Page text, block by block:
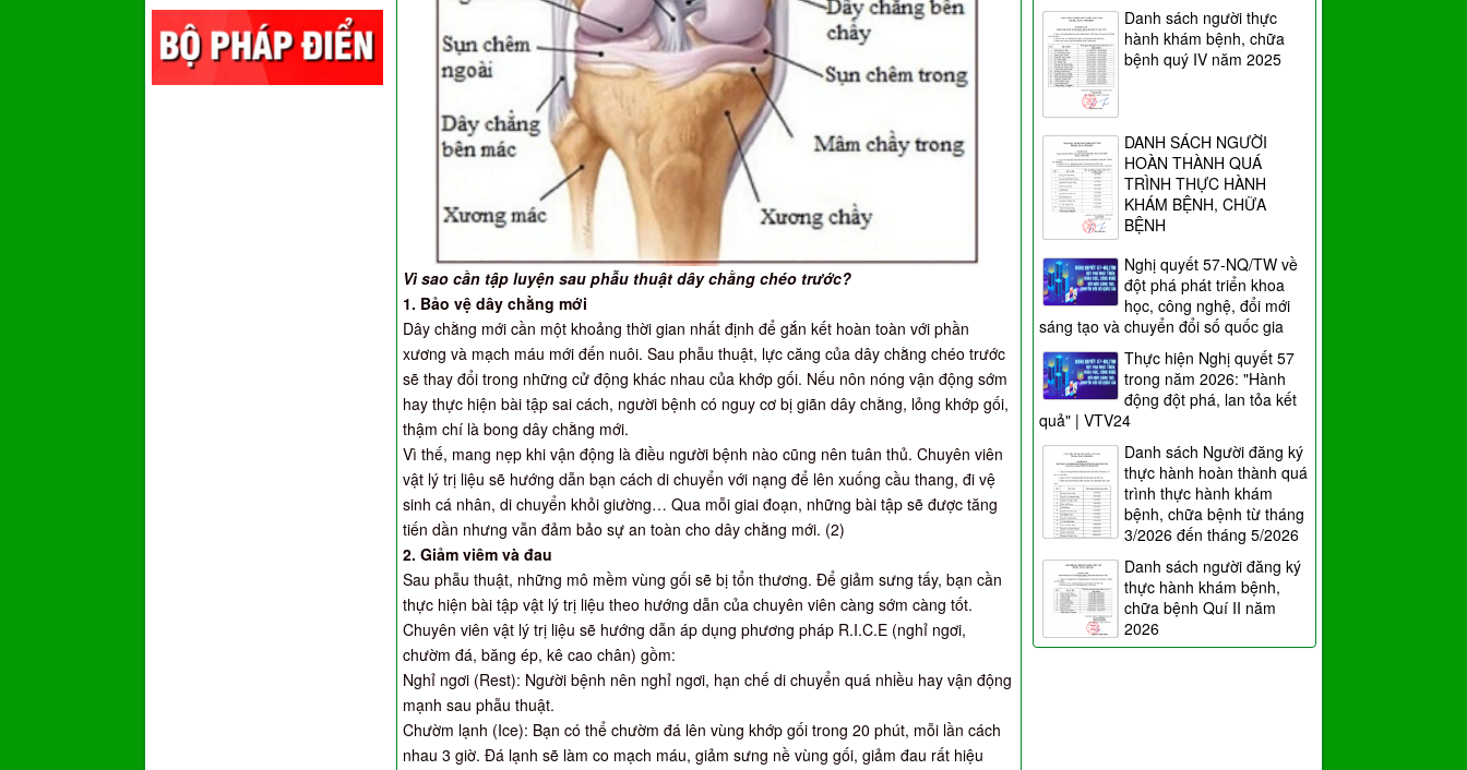
Vì sao cần tập luyện sau phẫu thuật dây chằng chéo trước?
1. Bảo vệ dây chằng mới
Dây chằng mới cần một khoảng thời gian nhất định để gắn kết hoàn toàn với phần
xương và mạch máu mới đến nuôi. Sau phẫu thuật, lực căng của dây chằng chéo trước
sẽ thay đổi trong những cử động khác nhau của khớp gối. Nếu nôn nóng vận động sớm
hay thực hiện bài tập sai cách, người bệnh có nguy cơ bị giãn dây chằng, lỏng khớp gối,
thậm chí là bong dây chằng mới.
Vì thế, mang nẹp khi vận động là điều người bệnh nào cũng nên tuân thủ. Chuyên viên
vật lý trị liệu sẽ hướng dẫn bạn cách di chuyển với nạng để lên xuống cầu thang, đi vệ
sinh cá nhân, di chuyển khỏi giường… Qua mỗi giai đoạn, những bài tập sẽ được tăng
tiến dần nhưng vẫn đảm bảo sự an toàn cho dây chằng mới. (2)
2. Giảm viêm và đau
Sau phẫu thuật, những mô mềm vùng gối sẽ bị tổn thương. Để giảm sưng tấy, bạn cần
thực hiện bài tập vật lý trị liệu theo hướng dẫn của chuyên viên càng sớm càng tốt.
Chuyên viên vật lý trị liệu sẽ hướng dẫn áp dụng phương pháp R.I.C.E (nghỉ ngơi,
chườm đá, băng ép, kê cao chân) gồm:
Nghỉ ngơi (Rest): Người bệnh nên nghỉ ngơi, hạn chế di chuyển quá nhiều hay vận động
mạnh sau phẫu thuật.
Chườm lạnh (Ice): Bạn có thể chườm đá lên vùng khớp gối trong 20 phút, mỗi lần cách
nhau 3 giờ. Đá lạnh sẽ làm co mạch máu, giảm sưng nề vùng gối, giảm đau rất hiệu
Danh sách người thực
hành khám bệnh, chữa
bệnh quý IV năm 2025
DANH SÁCH NGƯỜI
HOÀN THÀNH QUÁ
TRÌNH THỰC HÀNH
KHÁM BỆNH, CHỮA
BỆNH
Nghị quyết 57-NQ/TW về
đột phá phát triển khoa
học, công nghệ, đổi mới
sáng tạo và chuyển đổi số quốc gia
Thực hiện Nghị quyết 57
trong năm 2026: "Hành
động đột phá, lan tỏa kết
quả" | VTV24
Danh sách Người đăng ký
thực hành hoàn thành quá
trình thực hành khám
bệnh, chữa bệnh từ tháng
3/2026 đến tháng 5/2026
Danh sách người đăng ký
thực hành khám bệnh,
chữa bệnh Quí II năm
2026